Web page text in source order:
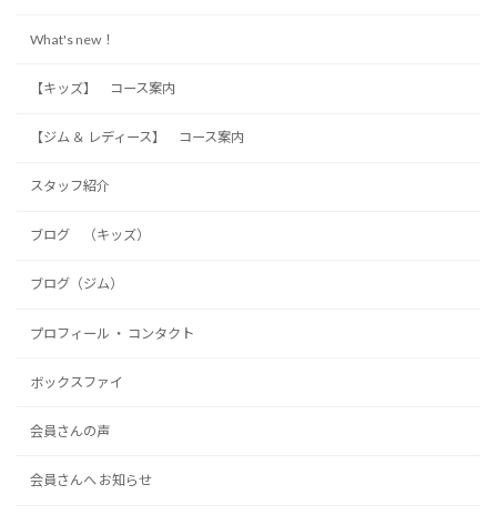
What's new！
【キッズ】 コース案内
【ジム ＆ レディース】 コース案内
スタッフ紹介
ブログ （キッズ）
ブログ（ジム）
プロフィール ・ コンタクト
ボックスファイ
会員さんの声
会員さんへ お知らせ